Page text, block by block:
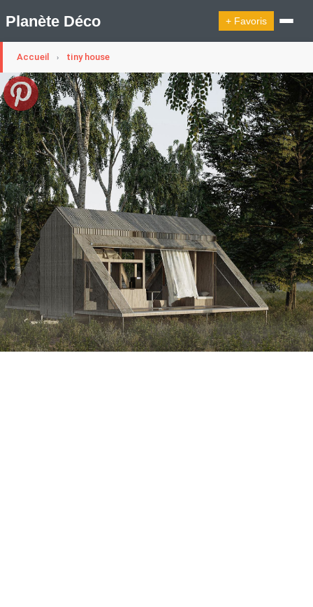
Planète Déco + Favoris
🛍︎ Shop Planète Déco ℹ︎ À propos
Appartement Design Cabanes
Decoration Noël
Design Suédois En Quelques Photos
Idées Déco En 10 Photos
La Semaine Décoration Et Design
Maison En Ville
Méli-Mélo Suédois
Publi Reportage
Tendance
Interieurs Scandinaves
La Décoration Selon Votre Signe Astrologique
Les Trouvailles Déco Du Jour
Loft
Maison Appartement Écologique
Maison Container/container House
Maison D'hôtes
Maison Et Appartement Vintage
On Décode La Déco
Petite Surface
Piscine Question De Style
Renovation
Revue De Week End
Tiny House
Accueil › tiny house